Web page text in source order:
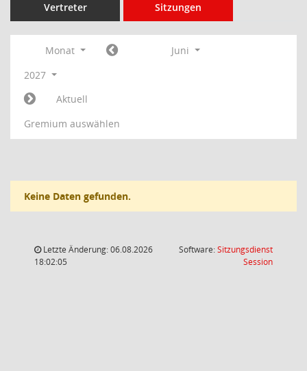
Vertreter Sitzungen
Monat
Juni
2027
Aktuell
Gremium auswählen
Keine Daten gefunden.
Letzte Änderung: 06.08.2026
18:02:05
Software:Sitzungsdienst
Session(Wird in